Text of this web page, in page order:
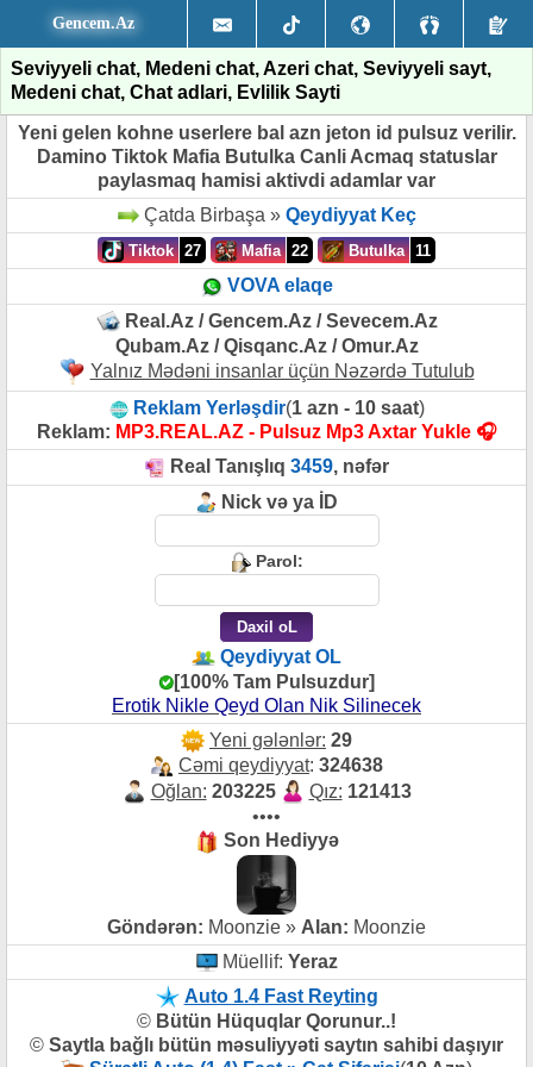
Gencem.Az
Seviyyeli chat, Medeni chat, Azeri chat, Seviyyeli sayt,
Medeni chat, Chat adlari, Evlilik Sayti
Yeni gelen kohne userlere bal azn jeton id pulsuz verilir.
Damino Tiktok Mafia Butulka Canli Acmaq statuslar
paylasmaq hamisi aktivdi adamlar var
Çatda Birbaşa » Qeydiyyat Keç
Tiktok 27 Mafia 22 Butulka 11
VOVA elaqe
Real.Az / Gencem.Az / Sevecem.Az
Qubam.Az / Qisqanc.Az / Omur.Az
Yalnız Mədəni insanlar üçün Nəzərdə Tutulub
Reklam Yerləşdir(1 azn - 10 saat)
Reklam: MP3.REAL.AZ - Pulsuz Mp3 Axtar Yukle 🎧
Real Tanışlıq 3459, nəfər
Nick və ya İD
Parol:
Qeydiyyat OL
[100% Tam Pulsuzdur]
Erotik Nikle Qeyd Olan Nik Silinecek
Yeni gələnlər: 29
Cəmi qeydiyyat: 324638
Oğlan: 203225 Qız: 121413
••••
Son Hediyyə
Göndərən: Moonzie » Alan: Moonzie
Müellif: Yeraz
Auto 1.4 Fast Reyting
© Bütün Hüquqlar Qorunur..!
© Saytla bağlı bütün məsuliyyəti saytın sahibi daşıyır